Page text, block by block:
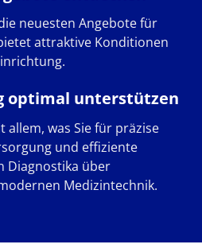
neuesten Angebote für
attraktive Konditionen
optimal unterstützen
allem, was Sie für präzise
und effiziente
Diagnostika über
Medizintechnik.